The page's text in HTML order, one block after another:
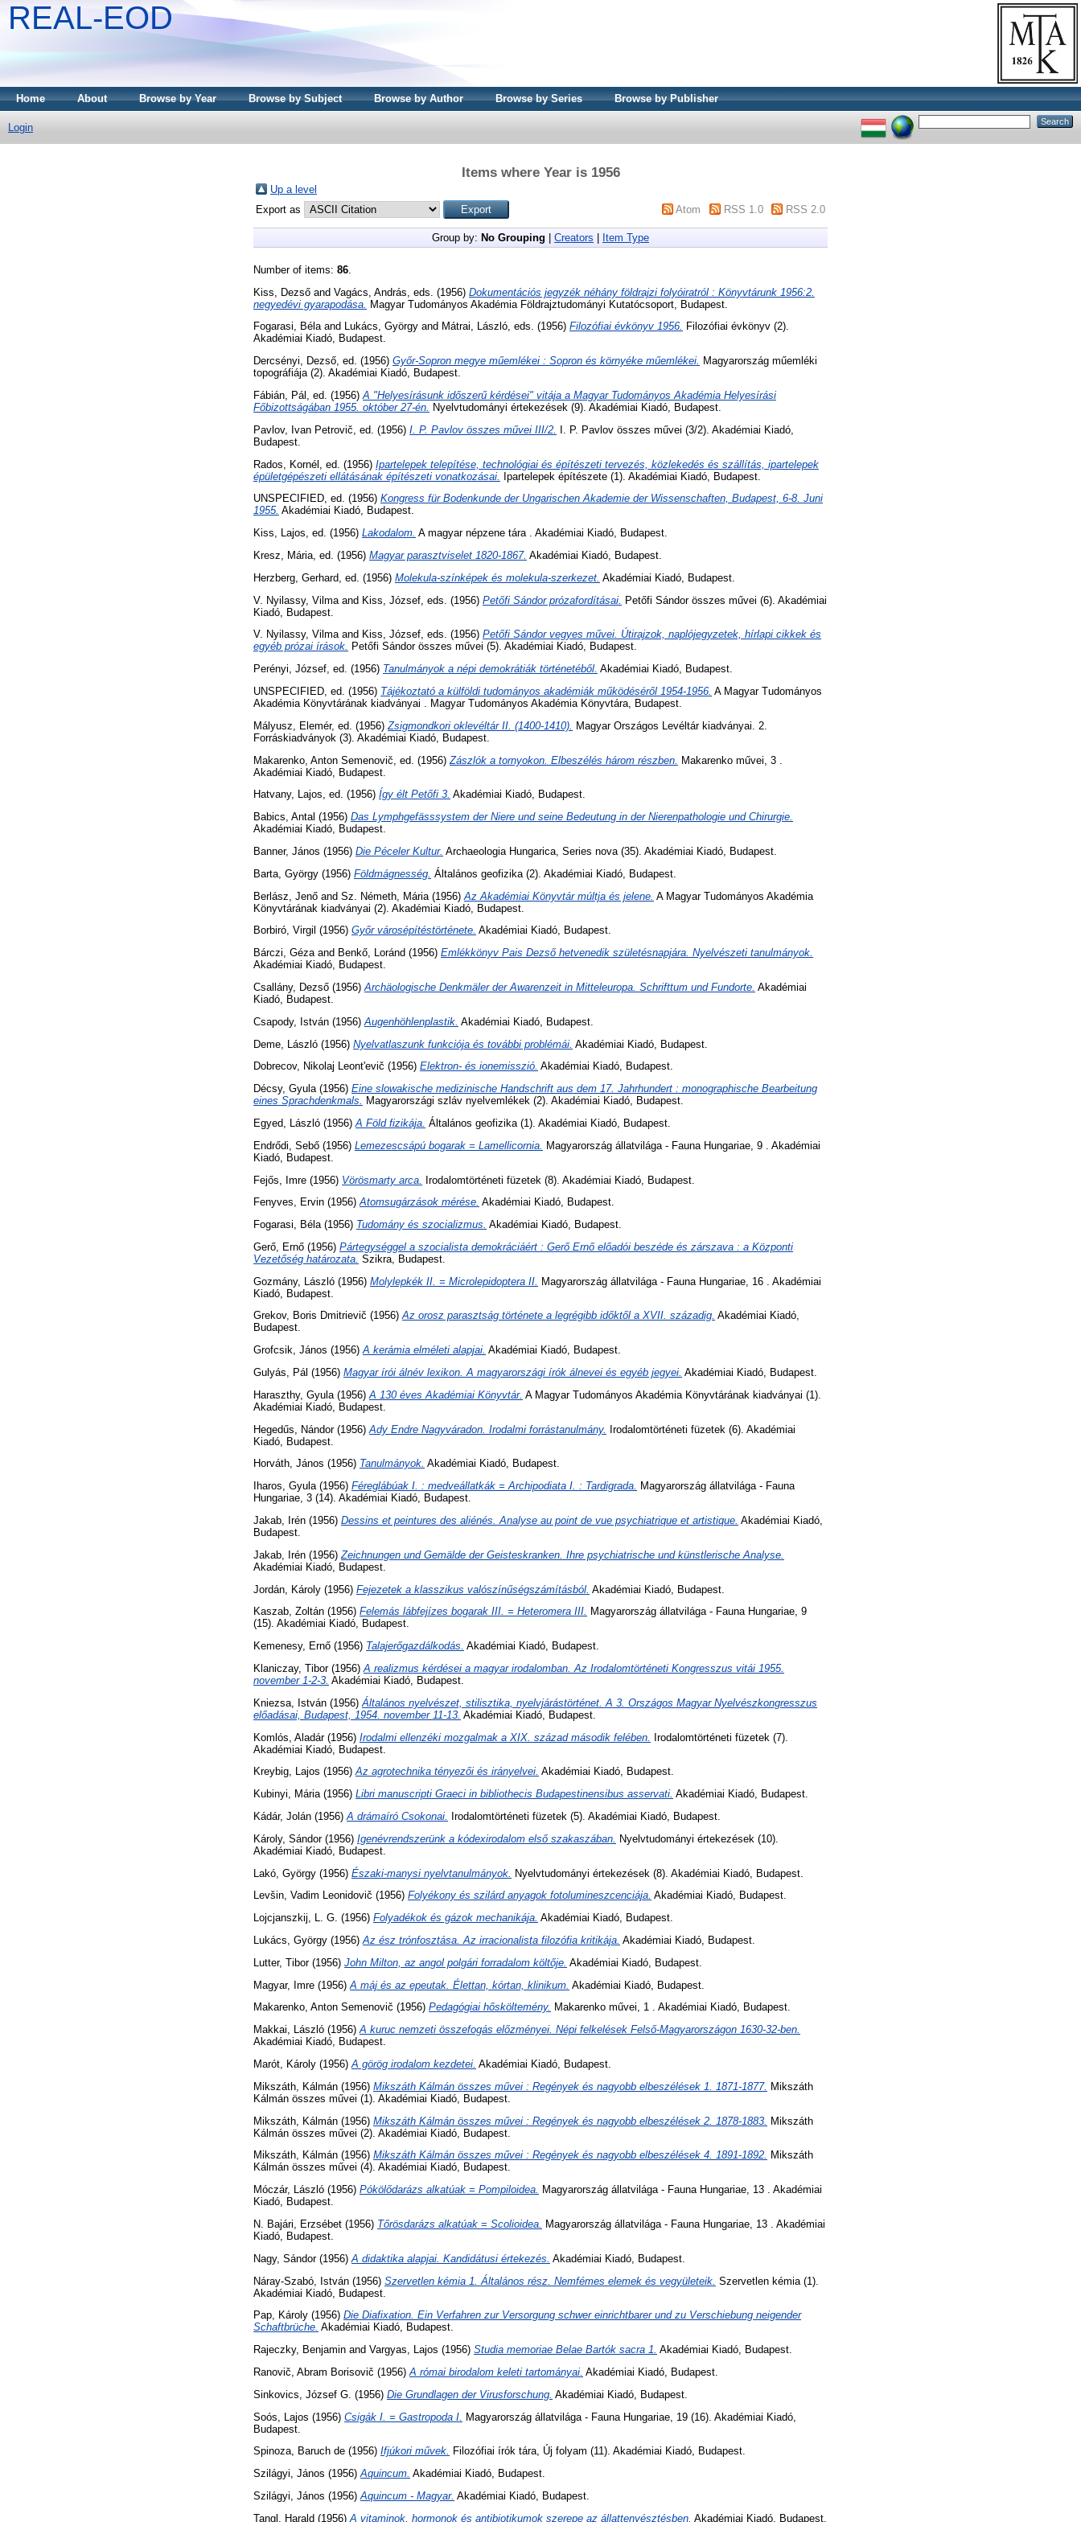
REAL-EOD
Home About Browse by Year Browse by Subject Browse by Author Browse by Series Browse by Publisher
Login
Items where Year is 1956
Up a level
Export as
Atom RSS 1.0 RSS 2.0
Group by: No Grouping Creators Item Type
Number of items: 86
Kiss, Dezső and Vagács, András , eds. (1956) Dokumentációs jegyzék néhány földrajzi folyóiratról : Könyvtárunk 1956:2.
negyedévi gyarapodása. Magyar Tudományos Akadémia Földrajztudományi Kutatócsoport, Budapest.
Fogarasi, Bélaand Lukács, György and Mátrai, László, eds. (1956) Filozófiai évkönyv 1956. Filozófiai évkönyv (2).
Akadémiai Kiadó, Budapest.
Dercsényi, Dezső, ed. (1956) Győr-Sopron megye műemlékei : Sopron és környéke műemlékei. Magyarország műemléki
topográfiája (2). Akadémiai Kiadó, Budapest.
Fábián, Pál
, ed. (1956) A "Helyesírásunk időszerű kérdései" vitája a Magyar Tudományos Akadémia Helyesírási
Főbizottságában 1955. október 27-én.
Nyelvtudományi értekezések (9). Akadémiai Kiadó, Budapest.
Pavlov, Ivan Petrovič , ed. (1956) I. P. Pavlov összes művei III/2.
I. P. Pavlov összes művei (3/2). Akadémiai Kiadó,
Budapest.
Rados, Kornél , ed. (1956) Ipartelepek telepítése, technológiai és építészeti tervezés, közlekedés és szállítás, ipartelepek
épületgépészeti ellátásának építészeti vonatkozásai. Ipartelepek építészete (1). Akadémiai Kiadó, Budapest.
UNSPECIFIED, ed. (1956) Kongress für Bodenkunde der Ungarischen Akademie der Wissenschaften, Budapest, 6-8. Juni
1955. Akadémiai Kiadó, Budapest.
Kiss, Lajos, ed. (1956) Lakodalom. A magyar népzene tára . Akadémiai Kiadó, Budapest.
Kresz, Mária , ed. (1956) Magyar parasztviselet 1820-1867. Akadémiai Kiadó, Budapest.
Herzberg, Gerhard , ed. (1956) Molekula-színképek és molekula-szerkezet. Akadémiai Kiadó, Budapest.
V. Nyilassy, Vilma and Kiss, József , eds. (1956) Petőfi Sándor prózafordításai. Petőfi Sándor összes művei (6). Akadémiai
Kiadó, Budapest.
V. Nyilassy, Vilmaand Kiss, József, eds. (1956) Petőfi Sándor vegyes művei. Útirajzok, naplójegyzetek, hírlapi cikkek és
egyéb prózai írások. Petőfi Sándor összes művei (5). Akadémiai Kiadó, Budapest.
Perényi, József, ed. (1956) Tanulmányok a népi demokrátiák történetéből. Akadémiai Kiadó, Budapest.
UNSPECIFIED, ed. (1956) Tájékoztató a külföldi tudományos akadémiák működéséről 1954-1956. A Magyar Tudományos
Akadémia Könyvtárának kiadványai . Magyar Tudományos Akadémia Könyvtára, Budapest.
Mályusz, Elemér, ed. (1956) Zsigmondkori oklevéltár II. (1400-1410).
Magyar Országos Levéltár kiadványai. 2.
Forráskiadványok (3). Akadémiai Kiadó, Budapest.
Makarenko, Anton Semenovič , ed. (1956) Zászlók a tornyokon. Elbeszélés három részben. Makarenko művei, 3 .
Akadémiai Kiadó, Budapest.
Hatvany, Lajos, ed. (1956) Így élt Petőfi 3. Akadémiai Kiadó, Budapest.
Babics, Antal (1956) Das Lymphgefässsystem der Niere und seine Bedeutung in der Nierenpathologie und Chirurgie.
Akadémiai Kiadó, Budapest.
Banner, János (1956) Die Péceler Kultur. Archaeologia Hungarica, Series nova (35). Akadémiai Kiadó, Budapest.
Barta, György (1956) Földmágnesség. Általános geofizika (2). Akadémiai Kiadó, Budapest.
Berlász, Jenő and Sz. Németh, Mária (1956) Az Akadémiai Könyvtár múltja és jelene. A Magyar Tudományos Akadémia
Könyvtárának kiadványai (2). Akadémiai Kiadó, Budapest.
Borbiró, Virgil (1956) Győr városépítéstörténete. Akadémiai Kiadó, Budapest.
Bárczi, Gézaand Benkő, Loránd (1956) Emlékkönyv Pais Dezső hetvenedik születésnapjára. Nyelvészeti tanulmányok.
Akadémiai Kiadó, Budapest.
Csallány, Dezső (1956) Archäologische Denkmäler der Awarenzeit in Mitteleuropa. Schrifttum und Fundorte. Akadémiai
Kiadó, Budapest.
Csapody, István (1956) Augenhöhlenplastik. Akadémiai Kiadó, Budapest.
Deme, László (1956) Nyelvatlaszunk funkciója és további problémái. Akadémiai Kiadó, Budapest.
Dobrecov, Nikolaj Leont'evič (1956) Elektron- és ionemisszió. Akadémiai Kiadó, Budapest.
Décsy, Gyula(1956) Eine slowakische medizinische Handschrift aus dem 17. Jahrhundert : monographische Bearbeitung
eines Sprachdenkmals. Magyarországi szláv nyelvemlékek (2). Akadémiai Kiadó, Budapest.
Egyed, László (1956) A Föld fizikája. Általános geofizika (1). Akadémiai Kiadó, Budapest.
Endrődi, Sebő (1956) Lemezescsápú bogarak = Lamellicornia. Magyarország állatvilága - Fauna Hungariae, 9 . Akadémiai
Kiadó, Budapest.
Fejős, Imre (1956) Vörösmarty arca. Irodalomtörténeti füzetek (8). Akadémiai Kiadó, Budapest.
Fenyves, Ervin (1956)Atomsugárzások mérése. Akadémiai Kiadó, Budapest.
Fogarasi, Béla(1956) Tudomány és szocializmus. Akadémiai Kiadó, Budapest.
Gerő, Ernő (1956) Pártegységgel a szocialista demokráciáért : Gerő Ernő előadói beszéde és zárszava : a Központi
Vezetőség határozata. Szikra, Budapest.
Gozmány, László (1956) Molylepkék II. = Microlepidoptera II. Magyarország állatvilága - Fauna Hungariae, 16 . Akadémiai
Kiadó, Budapest.
Grekov, Boris Dmitrievič (1956)Az orosz parasztság története a legrégibb időktől a XVII. századig. Akadémiai Kiadó,
Budapest.
Grofcsik, János (1956)A kerámia elméleti alapjai. Akadémiai Kiadó, Budapest.
Gulyás, Pál (1956) Magyar írói álnév lexikon. A magyarországi írók álnevei és egyéb jegyei. Akadémiai Kiadó, Budapest.
Haraszthy, Gyula (1956) A 130 éves Akadémiai Könyvtár. A Magyar Tudományos Akadémia Könyvtárának kiadványai (1).
Akadémiai Kiadó, Budapest.
Hegedűs, Nándor(1956) Ady Endre Nagyváradon. Irodalmi forrástanulmány. Irodalomtörténeti füzetek (6). Akadémiai
Kiadó, Budapest.
Horváth, János (1956) Tanulmányok. Akadémiai Kiadó, Budapest.
Iharos, Gyula(1956) Féreglábúak I. : medveállatkák = Archipodiata I. : Tardigrada. Magyarország állatvilága - Fauna
Hungariae, 3 (14). Akadémiai Kiadó, Budapest.
Jakab, Irén (1956) Dessins et peintures des aliénés. Analyse au point de vue psychiatrique et artistique. Akadémiai Kiadó,
Budapest.
Jakab, Irén (1956) Zeichnungen und Gemälde der Geisteskranken. Ihre psychiatrische und künstlerische Analyse.
Akadémiai Kiadó, Budapest.
Jordán, Károly (1956) Fejezetek a klasszikus valószínűségszámításból. Akadémiai Kiadó, Budapest.
Kaszab, Zoltán (1956) Felemás lábfejízes bogarak III. = Heteromera III. Magyarország állatvilága - Fauna Hungariae, 9
(15). Akadémiai Kiadó, Budapest.
Kemenesy, Ernő (1956) Talajerőgazdálkodás. Akadémiai Kiadó, Budapest.
Klaniczay, Tibor(1956)A realizmus kérdései a magyar irodalomban. Az Irodalomtörténeti Kongresszus vitái 1955.
november 1-2-3. Akadémiai Kiadó, Budapest.
Kniezsa, István (1956) Általános nyelvészet, stilisztika, nyelvjárástörténet. A 3. Országos Magyar Nyelvészkongresszus
előadásai, Budapest, 1954. november 11-13. Akadémiai Kiadó, Budapest.
Komlós, Aladár(1956) Irodalmi ellenzéki mozgalmak a XIX. század második felében. Irodalomtörténeti füzetek (7).
Akadémiai Kiadó, Budapest.
Kreybig, Lajos (1956)Az agrotechnika tényezői és irányelvei. Akadémiai Kiadó, Budapest.
Kubinyi, Mária(1956) Libri manuscripti Graeci in bibliothecis Budapestinensibus asservati. Akadémiai Kiadó, Budapest.
Kádár, Jolán (1956)A drámaíró Csokonai.
Irodalomtörténeti füzetek (5). Akadémiai Kiadó, Budapest.
Károly, Sándor(1956) Igenévrendszerünk a kódexirodalom első szakaszában.
Nyelvtudományi értekezések (10).
Akadémiai Kiadó, Budapest.
Lakó, György (1956) Északi-manysi nyelvtanulmányok. Nyelvtudományi értekezések (8). Akadémiai Kiadó, Budapest.
Levšin, Vadim Leonidovič (1956) Folyékony és szilárd anyagok fotolumineszcenciája. Akadémiai Kiadó, Budapest.
Lojcjanszkij, L. G. (1956) Folyadékok és gázok mechanikája. Akadémiai Kiadó, Budapest.
Lukács, György (1956)Az ész trónfosztása. Az irracionalista filozófia kritikája. Akadémiai Kiadó, Budapest.
Lutter, Tibor(1956) John Milton, az angol polgári forradalom költője. Akadémiai Kiadó, Budapest.
Magyar, Imre (1956) A máj és az epeutak. Élettan, kórtan, klinikum. Akadémiai Kiadó, Budapest.
Makarenko, Anton Semenovič (1956) Pedagógiai hősköltemény. Makarenko művei, 1 . Akadémiai Kiadó, Budapest.
Makkai, László (1956)A kuruc nemzeti összefogás előzményei. Népi felkelések Felső-Magyarországon 1630-32-ben.
Akadémiai Kiadó, Budapest.
Marót, Károly (1956)A görög irodalom kezdetei. Akadémiai Kiadó, Budapest.
Mikszáth, Kálmán (1956) Mikszáth Kálmán összes művei : Regények és nagyobb elbeszélések 1. 1871-1877. Mikszáth
Kálmán összes művei (1). Akadémiai Kiadó, Budapest.
Mikszáth, Kálmán (1956) Mikszáth Kálmán összes művei : Regények és nagyobb elbeszélések 2. 1878-1883. Mikszáth
Kálmán összes művei (2). Akadémiai Kiadó, Budapest.
Mikszáth, Kálmán (1956) Mikszáth Kálmán összes művei : Regények és nagyobb elbeszélések 4. 1891-1892. Mikszáth
Kálmán összes művei (4). Akadémiai Kiadó, Budapest.
Móczár, László (1956) Pókölődarázs alkatúak = Pompiloidea. Magyarország állatvilága - Fauna Hungariae, 13 . Akadémiai
Kiadó, Budapest.
N. Bajári, Erzsébet (1956) Tőrösdarázs alkatúak = Scolioidea.
Magyarország állatvilága - Fauna Hungariae, 13 . Akadémiai
Kiadó, Budapest.
Nagy, Sándor(1956) A didaktika alapjai. Kandidátusi értekezés. Akadémiai Kiadó, Budapest.
Náray-Szabó, István (1956) Szervetlen kémia 1. Általános rész. Nemfémes elemek és vegyületeik. Szervetlen kémia (1).
Akadémiai Kiadó, Budapest.
Pap, Károly (1956) Die Diafixation. Ein Verfahren zur Versorgung schwer einrichtbarer und zu Verschiebung neigender
Schaftbrüche. Akadémiai Kiadó, Budapest.
Rajeczky, Benjamin and Vargyas, Lajos (1956) Studia memoriae Belae Bartók sacra 1. Akadémiai Kiadó, Budapest.
Ranovič, Abram Borisovič (1956) A római birodalom keleti tartományai. Akadémiai Kiadó, Budapest.
Sinkovics, József G. (1956) Die Grundlagen der Virusforschung. Akadémiai Kiadó, Budapest.
Soós, Lajos (1956) Csigák I. = Gastropoda I. Magyarország állatvilága - Fauna Hungariae, 19 (16). Akadémiai Kiadó,
Budapest.
Spinoza, Baruch de (1956) Ifjúkori művek. Filozófiai írók tára, Új folyam (11). Akadémiai Kiadó, Budapest.
Szilágyi, János (1956)Aquincum. Akadémiai Kiadó, Budapest.
Szilágyi, János (1956) Aquincum - Magyar. Akadémiai Kiadó, Budapest.
Tangl, Harald (1956) A vitaminok, hormonok és antibiotikumok szerepe az állattenyésztésben. Akadémiai Kiadó, Budapest.